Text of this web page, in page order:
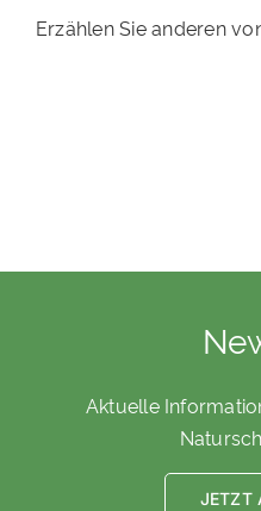
Erzählen Sie anderen
Aktuelle
JETZT